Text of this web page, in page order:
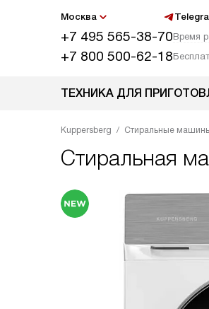
Москва
+7 495 565-38-70Время
+7 800 500-62-18
ТЕХНИКА ДЛЯ
Kuppersberg Стиральные
Стиральная